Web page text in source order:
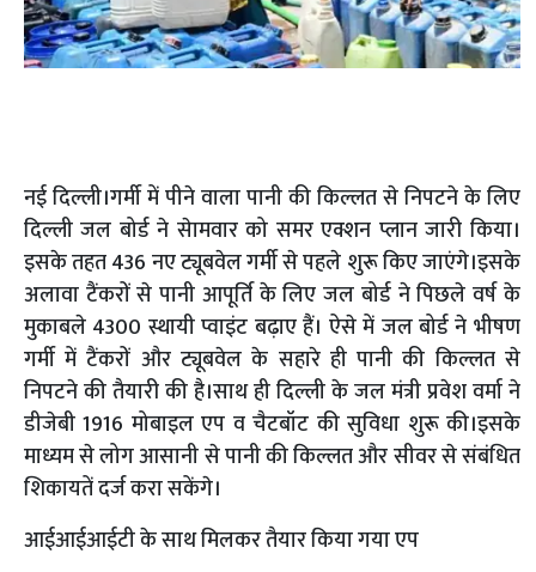
नई दिल्ली।गर्मी में पीने वाला पानी की किल्लत से निपटने के लिए
दिल्ली जल बोर्ड ने सेामवार को समर एक्शन प्लान जारी किया।
इसके तहत 436 नए ट्यूबवेल गर्मी से पहले शुरू किए जाएंगे।इसके
अलावा टैंकरों से पानी आपूर्ति के लिए जल बोर्ड ने पिछले वर्ष के
मुकाबले 4300 स्थायी प्वाइंट बढ़ाए हैं। ऐसे में जल बोर्ड ने भीषण
गर्मी में टैंकरों और ट्यूबवेल के सहारे ही पानी की किल्लत से
निपटने की तैयारी की है।साथ ही दिल्ली के जल मंत्री प्रवेश वर्मा ने
डीजेबी 1916 मोबाइल एप व चैटबॉट की सुविधा शुरू की।इसके
माध्यम से लोग आसानी से पानी की किल्लत और सीवर से संबंधित
शिकायतें दर्ज करा सकेंगे।
आईआईआईटी के साथ मिलकर तैयार किया गया एप